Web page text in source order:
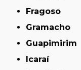
Fragoso
Gramacho
Guapimirim
Icaraí